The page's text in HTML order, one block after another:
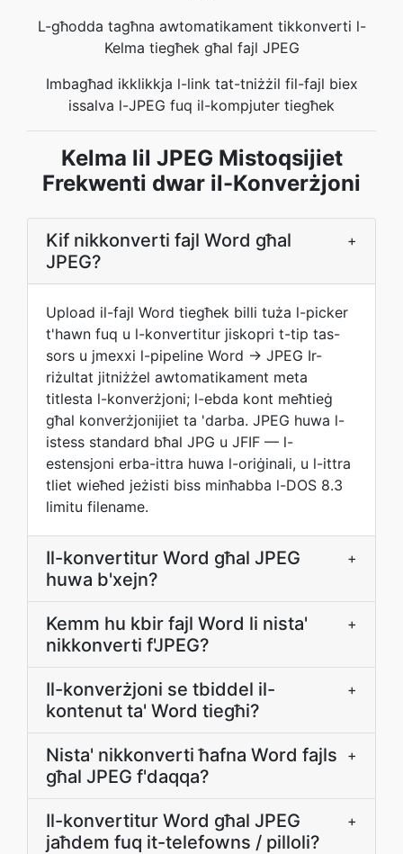
L-għodda tagħna awtomatikament tikkonverti l-
Kelma tiegħek għal fajl JPEG
Imbagħad ikklikkja l-link tat-tniżżil fil-fajl biex
issalva l-JPEG fuq il-kompjuter tiegħek
Kelma lil JPEG Mistoqsijiet
Frekwenti dwar il-Konverżjoni
Kif nikkonverti fajl Word għal
JPEG?
+
Upload il-fajl Word tiegħek billi tuża l-picker
t'hawn fuq u l-konvertitur jiskopri t-tip tas-
sors u jmexxi l-pipeline Word → JPEG Ir-
riżultat jitniżżel awtomatikament meta
titlesta l-konverżjoni; l-ebda kont meħtieġ
għal konverżjonijiet ta 'darba. JPEG huwa l-
istess standard bħal JPG u JFIF — l-
estensjoni erba-ittra huwa l-oriġinali, u l-ittra
tliet wieħed jeżisti biss minħabba l-DOS 8.3
limitu filename.
Il-konvertitur Word għal JPEG
huwa b'xejn?
+
Kemm hu kbir fajl Word li nista'
nikkonverti f'JPEG?
+
Il-konverżjoni se tbiddel il-
kontenut ta' Word tiegħi?
+
Nista' nikkonverti ħafna Word fajls
għal JPEG f'daqqa?
+
Il-konvertitur Word għal JPEG
jaħdem fuq it-telefowns / pilloli?
+